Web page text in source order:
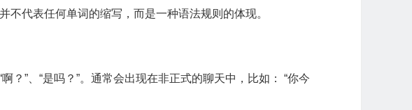
不代表任何单词的缩写，而是一种语法规则的体现。
？”、“是吗？”。通常会出现在非正式的聊天中，比如： “你今